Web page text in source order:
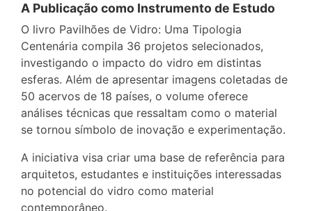
A Publicação como Instrumento de Estudo
O livro Pavilhões de Vidro: Uma Tipologia
Centenária compila 36 projetos selecionados,
investigando o impacto do vidro em distintas
esferas. Além de apresentar imagens coletadas de
50 acervos de 18 países, o volume oferece
análises técnicas que ressaltam como o material
se tornou símbolo de inovação e experimentação.
A iniciativa visa criar uma base de referência para
arquitetos, estudantes e instituições interessadas
no potencial do vidro como material
contemporâneo.